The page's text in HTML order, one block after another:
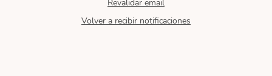
Revalidar email
Volver a recibir notificaciones